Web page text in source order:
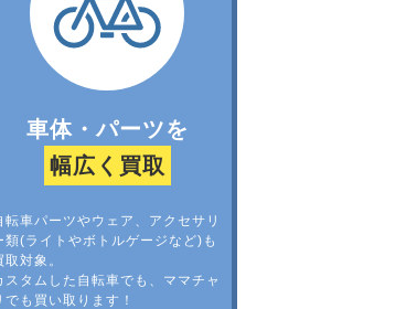
車体・パーツを
幅広く買取
転車パーツやウェア、アクセサリ
類(ライトやボトルゲージなど)も
取対象。
スタムした自転車でも、ママチャ
でも買い取ります！